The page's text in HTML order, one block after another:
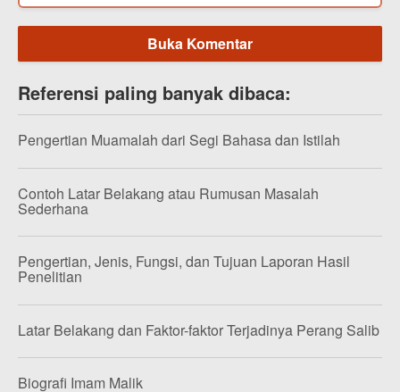
Buka Komentar
Referensi paling banyak dibaca:
Pengertian Muamalah dari Segi Bahasa dan Istilah
Contoh Latar Belakang atau Rumusan Masalah
Sederhana
Pengertian, Jenis, Fungsi, dan Tujuan Laporan Hasil
Penelitian
Latar Belakang dan Faktor-faktor Terjadinya Perang Salib
Biografi Imam Malik